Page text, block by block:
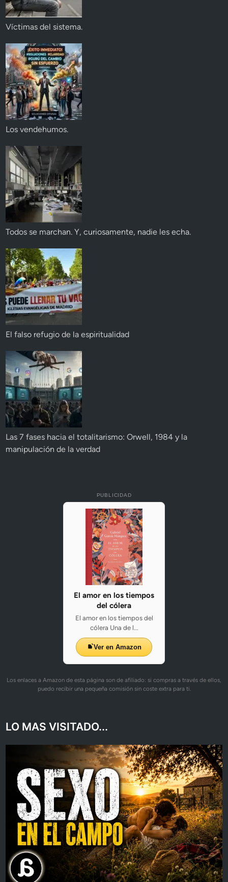
Víctimas del sistema.
Los vendehumos.
Todos se marchan. Y, curiosamente, nadie les echa.
El falso refugio de la espiritualidad
Las 7 fases hacia el totalitarismo: Orwell, 1984 y la
manipulación de la verdad
PUBLICIDAD
El amor en los tiempos
del cólera
El amor en los tiempos del
cólera Una de l...
Ver en Amazon
Los enlaces a Amazon de esta página son de afiliado: si compras a través de ellos,
puedo recibir una pequeña comisión sin coste extra para ti.
LO MAS VISITADO...